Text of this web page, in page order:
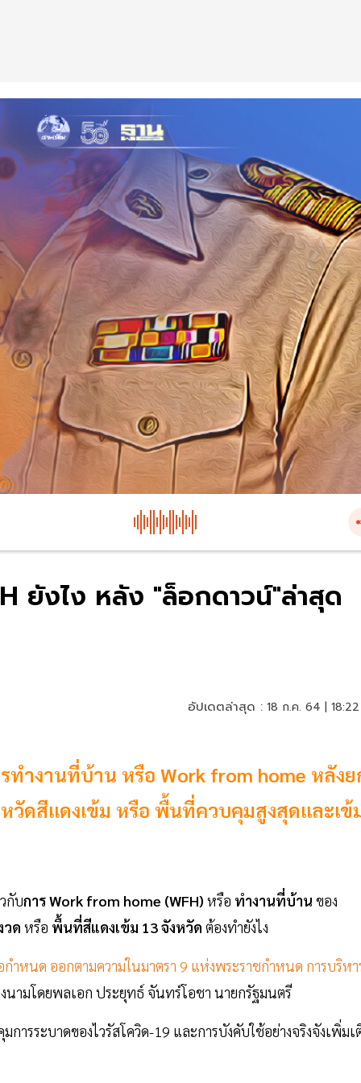
ยังไง หลัง "ล็อกดาวน์"ล่าสุด
อัปเดตล่าสุด : 18 ก.ค. 64 |
ทำงานที่บ้าน หรือ Work from home หลัง
วัดสีแดงเข้ม หรือ พื้นที่ควบคุมสูงสุดและเข้
กับการ Work from home (WFH) หรือ ทำงานที่บ้าน ของ
ด หรือ พื้นที่สีแดงเข้ม 13 จังหวัด ต้องทำยังไง
กําหนด ออกตามความในมาตรา 9 แห่งพระราชกําหนด การบริหา
นามโดยพลเอก ประยุทธ์ จันทร์โอชา นายกรัฐมนตรี
ารระบาดของไวรัสโควิด-19 และการบังคับใช้อย่างจริงจังเพิ่มเ